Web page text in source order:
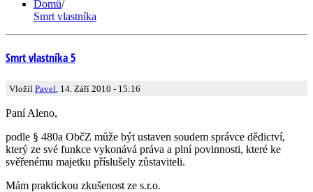
Domů/
Smrt vlastníka
Smrt vlastníka 5
Vložil Pavel , 14. Září 2010 - 15:16
Paní Aleno,
podle § 480a ObčZ může být ustaven soudem správce dědictví,
který ze své funkce vykonává práva a plní povinnosti, které ke
svěřenému majetku příslušely zůstaviteli.
Mám praktickou zkušenost ze s.r.o.